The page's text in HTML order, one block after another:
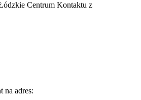
Centrum Kontaktu z
na adres: